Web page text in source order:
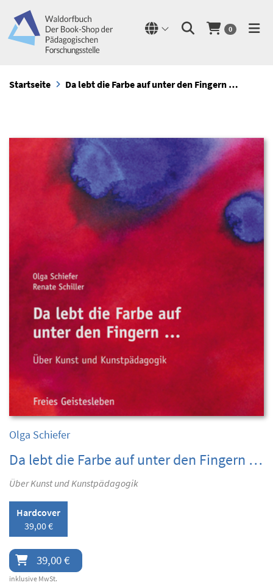
0
Startseite Da lebt die Farbe auf unter den Fingern …
Olga Schiefer
Da lebt die Farbe auf unter den Fingern …
Über Kunst und Kunstpädagogik
Hardcover
39,00 €
39,00 €
inklusive MwSt.